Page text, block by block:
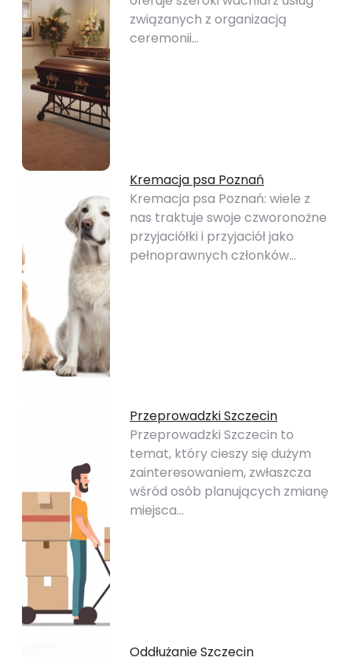
związanych z organizacją
ceremonii…
Kremacja psa Poznań
Kremacja psa Poznań: wiele z
nas traktuje swoje czworonożne
przyjaciółki i przyjaciół jako
pełnoprawnych członków…
Przeprowadzki Szczecin
Przeprowadzki Szczecin to
temat, który cieszy się dużym
zainteresowaniem, zwłaszcza
wśród osób planujących zmianę
miejsca…
Oddłużanie Szczecin